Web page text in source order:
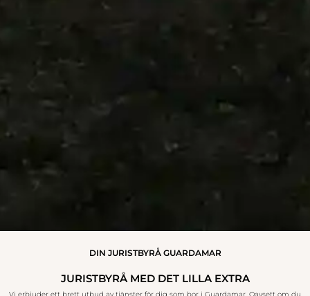
DIN JURISTBYRÅ GUARDAMAR
JURISTBYRÅ MED DET LILLA EXTRA
Vi erbjuder ett brett utbud av tjänster för dig som bor i Guardamar. Oavsett om du